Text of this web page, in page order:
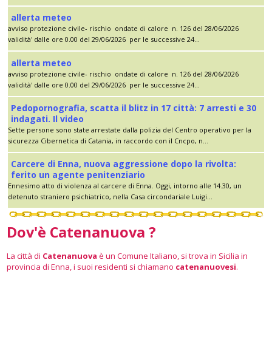
allerta meteo
avviso protezione civile- rischio ondate di calore n. 126 del 28/06/2026
validità' dalle ore 0.00 del 29/06/2026 per le successive 24...
allerta meteo
avviso protezione civile- rischio ondate di calore n. 126 del 28/06/2026
validità' dalle ore 0.00 del 29/06/2026 per le successive 24...
Pedopornografia, scatta il blitz in 17 città: 7 arresti e 30
indagati. Il video
Sette persone sono state arrestate dalla polizia del Centro operativo per la
sicurezza Cibernetica di Catania, in raccordo con il Cncpo, n...
Carcere di Enna, nuova aggressione dopo la rivolta:
ferito un agente penitenziario
Ennesimo atto di violenza al carcere di Enna. Oggi, intorno alle 14.30, un
detenuto straniero psichiatrico, nella Casa circondariale Luigi...
Dov'è Catenanuova ?
La città di Catenanuova è un Comune Italiano, si trova in Sicilia in
provincia di Enna, i suoi residenti si chiamano catenanuovesi.